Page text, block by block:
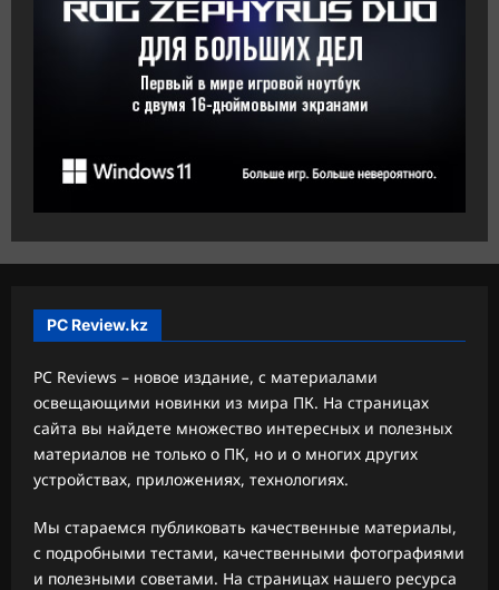
PC Review.kz
PC Reviews – новое издание, с материалами
освещающими новинки из мира ПК. На страницах
сайта вы найдете множество интересных и полезных
материалов не только о ПК, но и о многих других
устройствах, приложениях, технологиях.
Мы стараемся публиковать качественные материалы,
с подробными тестами, качественными фотографиями
и полезными советами. На страницах нашего ресурса